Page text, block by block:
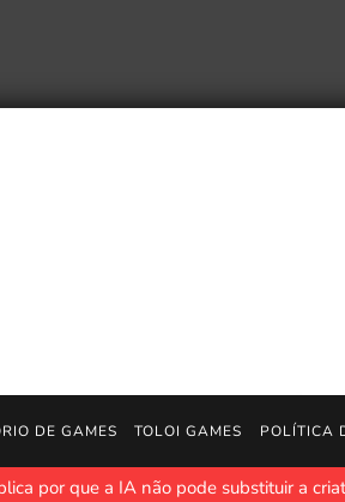
DE GAMES TOLOI GAMES POLÍTICA
por que a IA não pode substituir a